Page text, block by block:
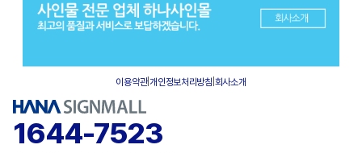
이용약관|개인정보처리방침 회사소개
1644-7523